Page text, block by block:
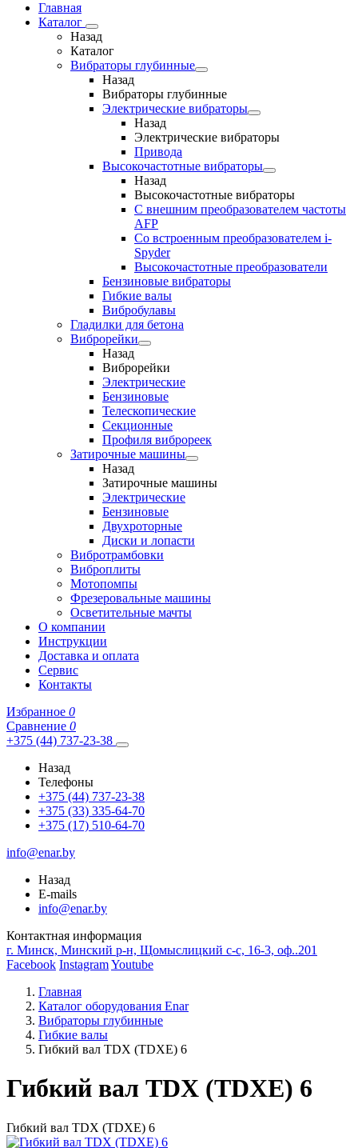
Главная
Каталог
Назад
Каталог
Вибраторы глубинные
Назад
Вибраторы глубинные
Электрические вибраторы
Назад
Электрические вибраторы
Привода
Высокочастотные вибраторы
Назад
Высокочастотные вибраторы
С внешним преобразователем частоты
AFP
Cо встроенным преобразователем i-
Spyder
Высокочастотные преобразователи
Бензиновые вибраторы
Гибкие валы
Вибробулавы
Гладилки для бетона
Виброрейки
Назад
Виброрейки
Электрические
Бензиновые
Телескопические
Секционные
Профиля виброреек
Затирочные машины
Назад
Затирочные машины
Электрические
Бензиновые
Двухроторные
Диски и лопасти
Вибротрамбовки
Виброплиты
Мотопомпы
Фрезеровальные машины
Осветительные мачты
О компании
Инструкции
Доставка и оплата
Сервис
Контакты
Избранное 0
Сравнение 0
+375 (44) 737-23-38
Назад
Телефоны
+375 (44) 737-23-38
+375 (33) 335-64-70
+375 (17) 510-64-70
info@enar.by
Назад
E-mails
info@enar.by
Контактная информация
г. Минск, Минский р-н, Щомыслицкий с-с, 16-3, оф..201
Facebook InstagramYoutube
Главная
Каталог оборудования Enar
Вибраторы глубинные
Гибкие валы
Гибкий вал TDX (TDXE) 6
Гибкий вал TDX (TDXE) 6
Гибкий вал TDX (TDXE) 6